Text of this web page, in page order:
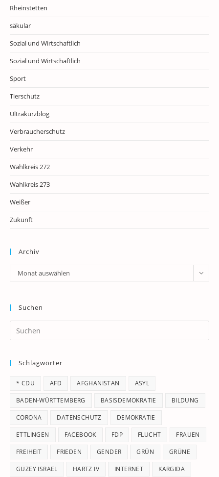
Rheinstetten
säkular
Sozial und Wirtschaftlich
Sozial und Wirtschaftlich
Sport
Tierschutz
Ultrakurzblog
Verbraucherschutz
Verkehr
Wahlkreis 272
Wahlkreis 273
Weißer
Zukunft
Archiv
Archiv
Monat auswählen
Suchen
Schlagwörter
* CDU AFD AFGHANISTAN ASYL
BADEN-WÜRTTEMBERG BASISDEMOKRATIE BILDUNG
CORONA DATENSCHUTZ DEMOKRATIE
ETTLINGEN FACEBOOK FDP FLUCHT FRAUEN
FREIHEIT FRIEDEN GENDER GRÜN GRÜNE
GÜZEY ISRAEL HARTZ IV INTERNET KARGIDA